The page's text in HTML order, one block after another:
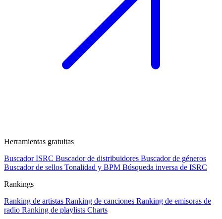
Herramientas gratuitas
Buscador ISRC Buscador de distribuidores Buscador de géneros
Buscador de sellos Tonalidad y BPM Búsqueda inversa de ISRC
Rankings
Ranking de artistas Ranking de canciones Ranking de emisoras de
radio Ranking de playlists Charts